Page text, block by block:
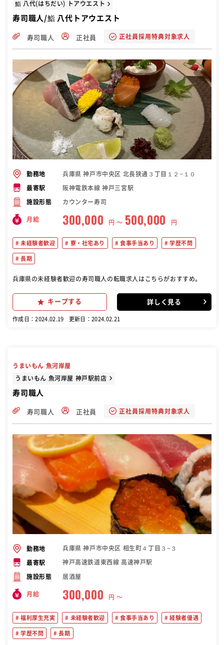
鮨 八代(はちだい) トアウエスト
寿司職人/鮨 八代トアウエスト
寿司職人 正社員 正社員採用特典対象求人
勤務地 兵庫県 神戸市中央区 北長狭通３丁目１２−１０
最寄駅 阪神電鉄本線 神戸三宮駅
施設形態 カウンター寿司
月給 300,000 円 〜 500,000 円
未経験者歓迎 寮・社宅あり 食事手当あり 学歴不問
長期
兵庫県の未経験者歓迎の寿司職人の転職求人はこちらがおすすめ。
キープする 詳しく見る
作成日：2024.02.19 更新日：2024.02.21
うまいもん 魚河岸屋
うまいもん 魚河岸屋 神戸駅前店
寿司職人
寿司職人 正社員 正社員採用特典対象求人
勤務地 兵庫県 神戸市中央区 相生町４丁目３−３
最寄駅 神戸高速鉄道東西線 高速神戸駅
施設形態 居酒屋
月給 300,000 円 〜
福利厚生充実 未経験者歓迎 食事手当あり 経験者優遇
学歴不問 長期